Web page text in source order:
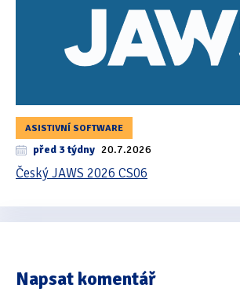
ASISTIVNÍ SOFTWARE
před 3 týdny 20.7.2026
Český JAWS 2026 CS06
Napsat komentář